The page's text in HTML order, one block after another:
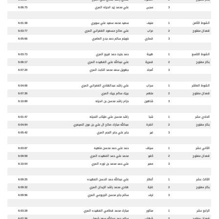
3
سجى علي محمد زيد انديله المري 6:06:75
الشوط الثامن 1 منيف سعيد محمد سعيد علي سويري
6:01:38
قعدان مفتوح
2 عراب علي صالح مسعود الغفراني المري
6:03:77
3
قماري خويتم سالم حمد جدح العامري 6:05:66
الشوط التاسع 1 هيبة حمد بخيت حمد قريع المري
6:03:73
بكار مفتوح
2 قمرية علي عبدالله علي الفهيده المري
6:06:17
3
أمجاد جهويل سعد محمد النابت المري 6:07:20
الشوط العاشر 1 سراب علي راشد عبدالهادي الغفراني المري
6:04:06
قعدان مفتوح
2 ملهم بريك سالم بريك المري
6:07:36
3
شاهين حزام راشد محسن بن انديله 6:10:89
الحادي عشر 1 شبا راشد محسن علي طيثاب النديله
6:01:47
بكار مفتوح
2 انقرة عبدالله مبارك صالح ال علي بن عون الصيعري
6:04:94
3
غير جابر علي جابر النجم المري 6:05:42
الثاني عشر 1 سياف حمد علي حمد محسن ملهيه
6:03:87
قعدان مفتوح
2 كفو محمد علي حمد الفهيده المري
6:09:58
3
معبر علي حمد محمد بن نوره المري 6:10:04
الثالث عشر 1 أنظار علي عبدالله حمد الحسن الفهيده
6:09:25
بكار مفتوح
2 غاية هادي محمد راشد الزبدان المري
6:09:32
3
ترف سالم جابر محسن الجربوعي المري 6:09:96
الرابع عشر 1 مذكور مبارك محمد قطامي الفهيده المري
6:03:28